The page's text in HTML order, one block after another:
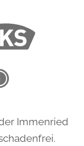
Immenried